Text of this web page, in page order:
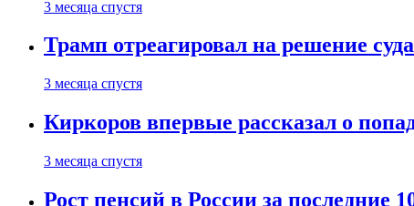
3 месяца спустя
Трамп отреагировал на решение
3 месяца спустя
Киркоров впервые рассказал о
3 месяца спустя
Рост пенсий в России за последние